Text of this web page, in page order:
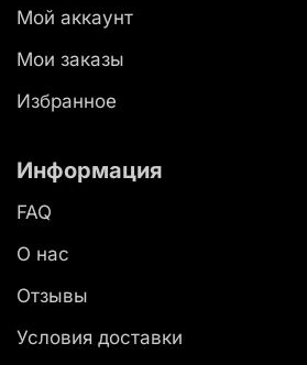
Мой аккаунт
Мои заказы
Избранное
Информация
FAQ
О нас
Отзывы
Условия доставки